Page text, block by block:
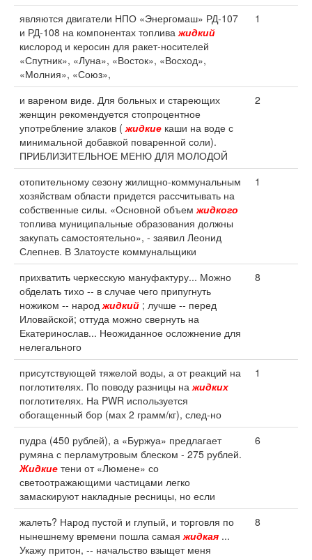
являются двигатели НПО «Энергомаш» РД-107
и РД-108 на компонентах топливажидкий
кислород и керосин для ракет-носителей
«Спутник», «Луна», «Восток», «Восход»,
«Молния», «Союз»,
1
и вареном виде. Для больных и стареющих
женщин рекомендуется стопроцентное
употребление злаков (жидкие каши на воде с
минимальной добавкой поваренной соли).
ПРИБЛИЗИТЕЛЬНОЕ МЕНЮ ДЛЯ МОЛОДОЙ
2
отопительному сезону жилищно-коммунальным
хозяйствам области придется рассчитывать на
собственные силы. «Основной объемжидкого
топлива муниципальные образования должны
закупать самостоятельно», - заявил Леонид
Слепнев. В Златоусте коммунальщики
1
прихватить черкесскую мануфактуру... Можно
обделать тихо -- в случае чего припугнуть
ножиком -- народжидкий ; лучше -- перед
Иловайской; оттуда можно свернуть на
Екатеринослав... Неожиданное осложнение для
нелегального
8
присутствующей тяжелой воды, а от реакций на
поглотителях. По поводу разницы нажидких
поглотителях. На PWR используется
обогащенный бор (мах 2 грамм/кг), след-но
1
пудра (450 рублей), а «Буржуа» предлагает
румяна с перламутровым блеском - 275 рублей.
Жидкие тени от «Люмене» со
светоотражающими частицами легко
замаскируют накладные ресницы, но если
6
жалеть? Народ пустой и глупый, и торговля по
нынешнему времени пошла самаяжидкая ...
Укажу притон, -- начальство взыщет меня
8